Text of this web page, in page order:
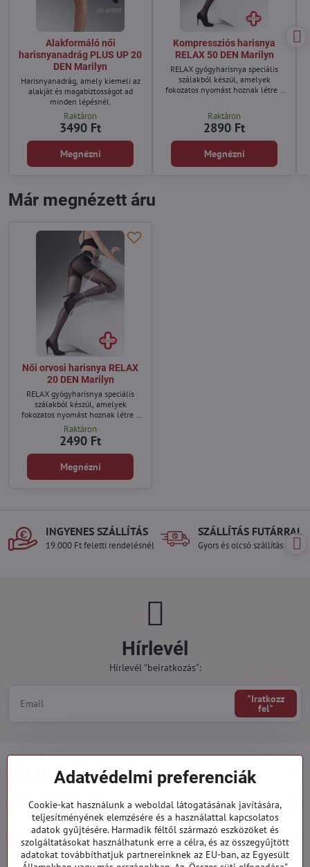
Alakformáló női
harisnyanadrág PLUS UP 20
DEN Marilyn
Harisnyanadrág, amely kiemeli az
alakját és magabiztosságot ad
minden lépésnél.
Raktáron
3490 Ft
Megnézni
Kompressziós harisnya
RELAX 50 DEN Marilyn
RELAX gyógyharisnya speciális
szálakból készül, amelyek
fokozatos nyomást hoznak létre a
visszerek és a lábak nem dagadnak
meg.
Raktáron
2890 Ft
Megnézni
Már megnézett áru
Női orvosi harisnya RELAX
20 DEN Marilyn
RELAX gyógyharisnya speciális
szálakból készül, amelyek
fokozatos nyomást hoznak létre a
lábakon, így nem képződnek
visszerek és a lábak nem dagadnak
meg.
Raktáron
2490 Ft
Megnézni
INGYENES SZÁLLÍTÁS
19.000 Ft feletti rendelésnél
SZÁLLÍTÁS FUTÁRRAL
Gyors és olcsó szállítás
Hírlevél
Hírlevél "beiratkozás":
"Iratkozz
fel"
Minden a vásárlásról
Megrendelések
Kategóriák
Adatvédelmi preferenciák
Cookie-kat használunk a weboldal látogatásának javítására,
teljesítményének elemzésére és a használattal kapcsolatos
adatok gyűjtésére. Harmadik féltől származó eszközöket és
szolgáltatásokat használhatunk erre a célra, és az összegyűjtött
adatokat továbbíthatjuk partnereinknek az EU-ban, az Egyesült